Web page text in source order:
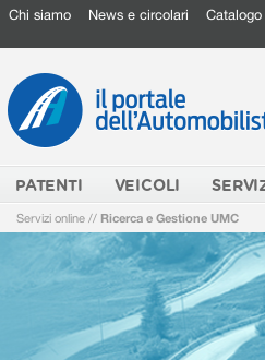
Chi siamo News e circolari
PATENTI VEICOLI
Servizi online // Ricerca e Gestione UMC